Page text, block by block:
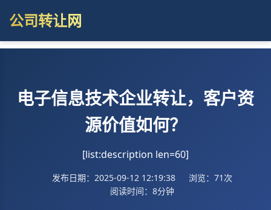
公司转让网
电子信息技术企业转让，客户资
源价值如何？
[list:description len=60]
发布日期：2025-09-12 12:19:38
浏览：71次
阅读时间：8分钟